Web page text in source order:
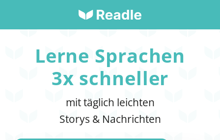
Lerne Sprachen
3x schneller
mit täglich leichten
Storys & Nachrichten